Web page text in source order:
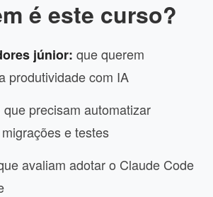
é este curso?
júnior: que querem
produtividade com IA
que precisam automatizar
e testes
avaliam adotar o Claude Code